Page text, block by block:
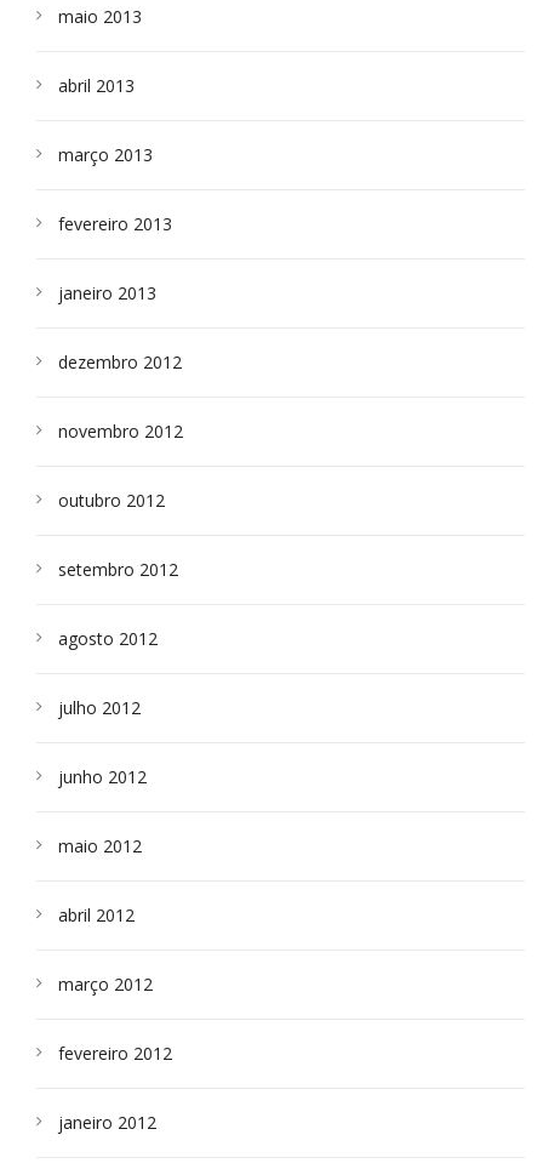
maio 2013
abril 2013
março 2013
fevereiro 2013
janeiro 2013
dezembro 2012
novembro 2012
outubro 2012
setembro 2012
agosto 2012
julho 2012
junho 2012
maio 2012
abril 2012
março 2012
fevereiro 2012
janeiro 2012